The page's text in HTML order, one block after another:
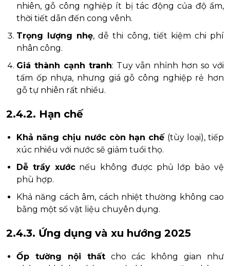
nhiên, gỗ công nghiệp ít bị tác động của độ ẩm,
thời tiết dẫn đến cong vênh.
Trọng lượng nhẹ, dễ thi công, tiết kiệm chi phí
nhân công.
Giá thành cạnh tranh: Tuy vẫn nhỉnh hơn so với
tấm ốp nhựa, nhưng giá gỗ công nghiệp rẻ hơn
gỗ tự nhiên rất nhiều.
2.4.2. Hạn chế
Khả năng chịu nước còn hạn chế(tùy loại), tiếp
xúc nhiều với nước sẽ giảm tuổi thọ.
Dễ trầy xướcnếu không được phủ lớp bảo vệ
phù hợp.
Khả năng cách âm, cách nhiệt thường không cao
bằng một số vật liệu chuyên dụng.
2.4.3. Ứng dụng và xu hướng 2025
Ốp tường nội thấtcho các không gian như